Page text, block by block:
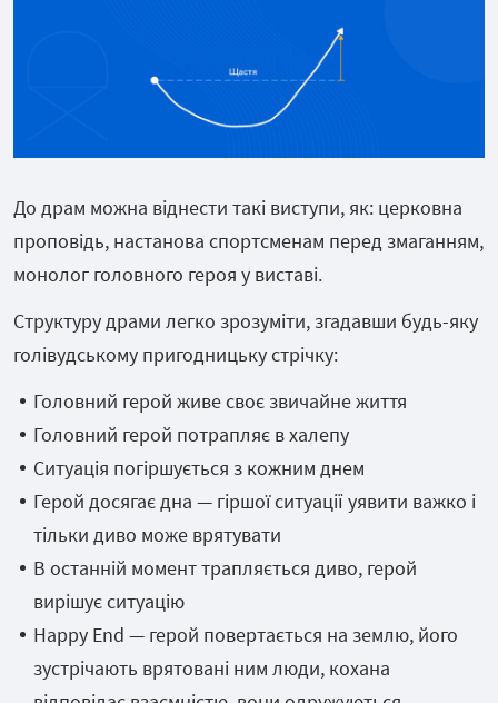
До драм можна віднести такі виступи, як: церковна
проповідь, настанова спортсменам перед змаганням,
монолог головного героя у виставі.
Структуру драми легко зрозуміти, згадавши будь-яку
голівудському пригодницьку стрічку:
Головний герой живе своє звичайне життя
Головний герой потрапляє в халепу
Ситуація погіршується з кожним днем
Герой досягає дна — гіршої ситуації уявити важко і
тільки диво може врятувати
В останній момент трапляється диво, герой
вирішує ситуацію
Happy End — герой повертається на землю, його
зустрічають врятовані ним люди, кохана